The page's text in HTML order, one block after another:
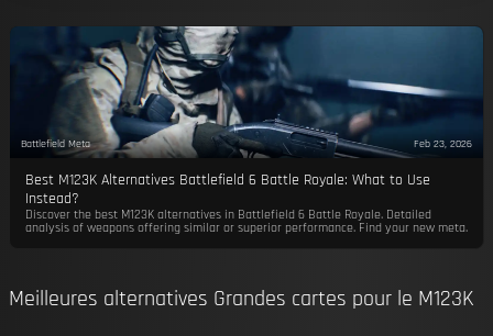
Battlefield Meta Feb 23, 2026
Best M123K Alternatives Battlefield 6 Battle Royale: What to Use
Instead?
Discover the best M123K alternatives in Battlefield 6 Battle Royale. Detailed
analysis of weapons offering similar or superior performance. Find your new meta.
Meilleures alternatives Grandes cartes pour le M123K